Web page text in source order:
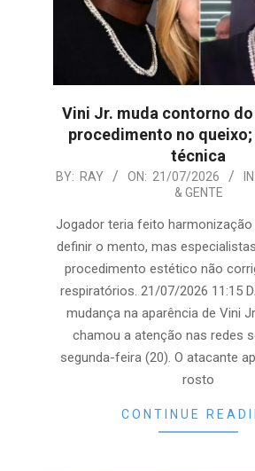
Vini Jr. muda contorno
procedimento no queixo;
técnica
2026-
21
BY: RAY ON: 21/07/2026 IN:
& GENTE
Jogador teria feito harmonização
definir o mento, mas
procedimento estético não
respiratórios. 21/07/2026 11:15
mudança na aparência de Vini
chamou a atenção nas redes
segunda-feira (20). O atacante
rosto
CONTINUE